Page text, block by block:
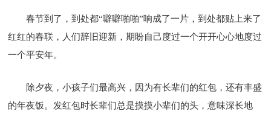
春节到了，到处都“噼噼啪啪”响成了一片，到处都贴上来了
红红的春联，人们辞旧迎新，期盼自己度过一个开开心心地度过
一个平安年。
除夕夜，小孩子们最高兴，因为有长辈们的红包，还有丰盛
的年夜饭。发红包时长辈们总是摸摸小辈们的头，意味深长地